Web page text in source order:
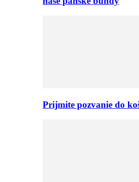
Prijmite pozvanie do